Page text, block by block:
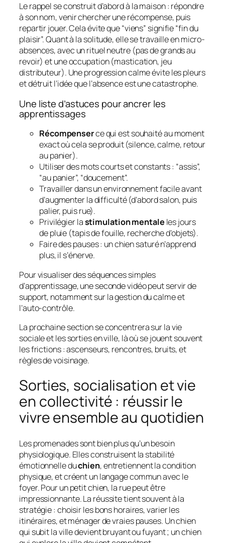
Le rappel se construit d’abord à la maison : répondre
à son nom, venir chercher une récompense, puis
repartir jouer. Cela évite que “viens” signifie “fin du
plaisir”. Quant à la solitude, elle se travaille en micro-
absences, avec un rituel neutre (pas de grands au
revoir) et une occupation (mastication, jeu
distributeur). Une progression calme évite les pleurs
et détruit l’idée que l’absence est une catastrophe.
Une liste d’astuces pour ancrer les
apprentissages
Récompenserce qui est souhaité au moment
exact où cela se produit (silence, calme, retour
au panier).
Utiliser des mots courts et constants : “assis”,
“au panier”, “doucement”.
Travailler dans un environnement facile avant
d’augmenter la difficulté (d’abord salon, puis
palier, puis rue).
Privilégier lastimulation mentale les jours
de pluie (tapis de fouille, recherche d’objets).
Faire des pauses : un chien saturé n’apprend
plus, il s’énerve.
Pour visualiser des séquences simples
d’apprentissage, une seconde vidéo peut servir de
support, notamment sur la gestion du calme et
l’auto-contrôle.
La prochaine section se concentrera sur la vie
sociale et les sorties en ville, là où se jouent souvent
les frictions : ascenseurs, rencontres, bruits, et
règles de voisinage.
Sorties, socialisation et vie
en collectivité : réussir le
vivre ensemble au quotidien
Les promenades sont bien plus qu’un besoin
physiologique. Elles construisent la stabilité
émotionnelle duchien, entretiennent la condition
physique, et créent un langage commun avec le
foyer. Pour un petit chien, la rue peut être
impressionnante. La réussite tient souvent à la
stratégie : choisir les bons horaires, varier les
itinéraires, et ménager de vraies pauses. Un chien
qui subit la ville devient bruyant ou fuyant ; un chien